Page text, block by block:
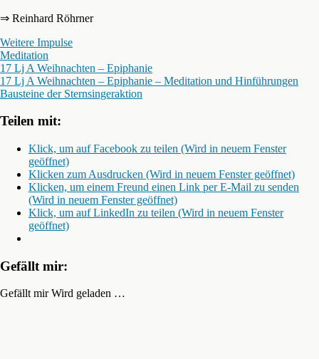
⇒ Reinhard Röhrner
Weitere Impulse
Meditation
17 Lj A Weihnachten – Epiphanie
17 Lj A Weihnachten – Epiphanie – Meditation und Hinführungen
Bausteine der Sternsingeraktion
Teilen mit:
Klick, um auf Facebook zu teilen (Wird in neuem Fenster
geöffnet)
Klicken zum Ausdrucken (Wird in neuem Fenster geöffnet)
Klicken, um einem Freund einen Link per E-Mail zu senden
(Wird in neuem Fenster geöffnet)
Klick, um auf LinkedIn zu teilen (Wird in neuem Fenster
geöffnet)
Gefällt mir:
Gefällt mir Wird geladen …